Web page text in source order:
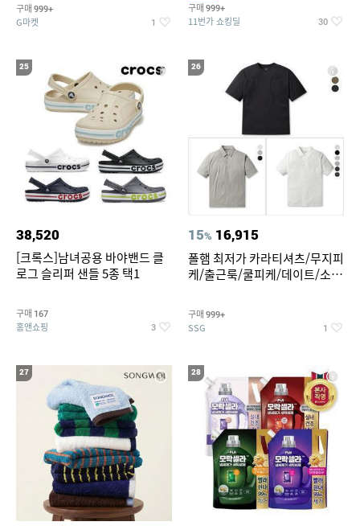
구매 999+
G마켓 1
구매 999+
11번가 쇼킹딜 30
25
38,520
[크록스]남녀공용 바야밴드 클
로그 슬리퍼 샌들 5종 택1
구매 167
홈앤쇼핑 3
26
15% 16,915
폴햄 최저가 카라티셔츠/무지피
케/출근룩/쿨피케/데이트/소로
구매 999+
SSG 1
27 28